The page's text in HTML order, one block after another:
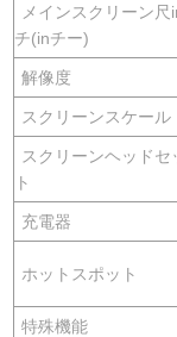
メインスクリーン尺
チ(inチー)
解像度
スクリーンスケール
スクリーンヘッドセ
ト
充電器
ホットスポット
特殊機能